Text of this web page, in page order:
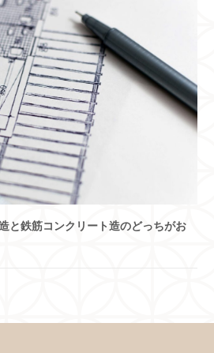
と鉄筋コンクリート造のどっちがお